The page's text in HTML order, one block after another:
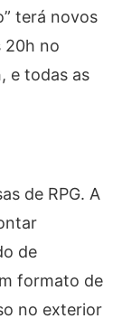
terá novos
20h no
e todas as
de RPG. A
de
formato de
no exterior